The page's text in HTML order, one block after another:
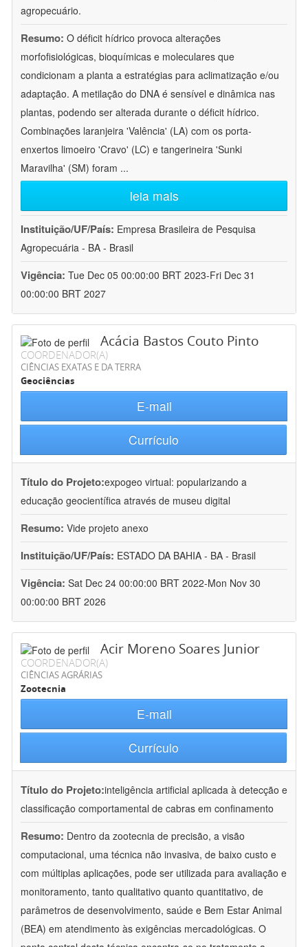
agropecuário.
Resumo: O déficit hídrico provoca alterações
morfofisiológicas, bioquímicas e moleculares que
condicionam a planta a estratégias para aclimatização e/ou
adaptação. A metilação do DNA é sensível e dinâmica nas
plantas, podendo ser alterada durante o déficit hídrico.
Combinações laranjeira 'Valência' (LA) com os porta-
enxertos limoeiro 'Cravo' (LC) e tangerineira 'Sunki
Maravilha' (SM) foram ...
leia mais
Instituição/UF/País: Empresa Brasileira de Pesquisa
Agropecuária - BA - Brasil
Vigência: Tue Dec 05 00:00:00 BRT 2023-Fri Dec 31
00:00:00 BRT 2027
Acácia Bastos Couto Pinto
COORDENADOR(A)
CIÊNCIAS EXATAS E DA TERRA
Geociências
E-mail
Currículo
Título do Projeto:expogeo virtual: popularizando a
educação geocientífica através de museu digital
Resumo: Vide projeto anexo
Instituição/UF/País: ESTADO DA BAHIA - BA - Brasil
Vigência: Sat Dec 24 00:00:00 BRT 2022-Mon Nov 30
00:00:00 BRT 2026
Acir Moreno Soares Junior
COORDENADOR(A)
CIÊNCIAS AGRÁRIAS
Zootecnia
E-mail
Currículo
Título do Projeto:inteligência artificial aplicada à detecção e
classificação comportamental de cabras em confinamento
Resumo: Dentro da zootecnia de precisão, a visão
computacional, uma técnica não invasiva, de baixo custo e
com múltiplas aplicações, pode ser utilizada para avaliação e
monitoramento, tanto qualitativo quanto quantitativo, de
parâmetros de desenvolvimento, saúde e Bem Estar Animal
(BEA) em atendimento às exigências mercadológicas. O